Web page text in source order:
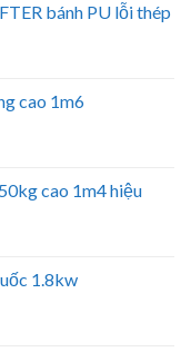
bánh PU lỗi thép
cao 1m6
cao 1m4 hiệu
1.8kw